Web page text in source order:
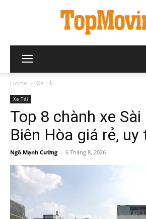
Home Xe Tải
Xe Tải
Top 8 chành xe Sài
Biên Hòa giá rẻ, uy
Ngô Mạnh Cường - 6 Tháng 8, 2026